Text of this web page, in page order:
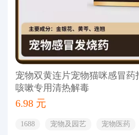
宠物双黄连片宠物猫咪感冒药
咳嗽专用清热解毒
6.98 元
1688 宠物及园艺 宠物医药